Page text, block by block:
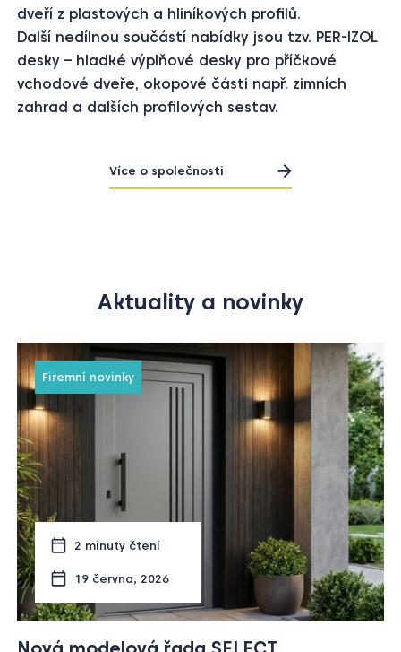
Další nedílnou součástí nabídky jsou tzv. PER-IZOL
desky – hladké výplňové desky pro příčkové
vchodové dveře, okopové části např. zimních
zahrad a dalších profilových sestav.
Firemní novinky
2 minuty čtení
19 června, 2026
Nová modelová řada SELECT